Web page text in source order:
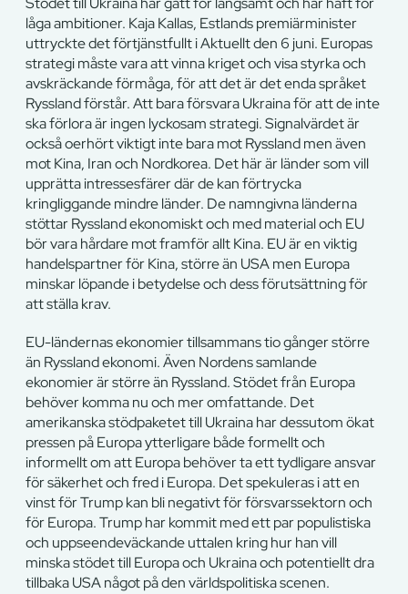
låga ambitioner. Kaja Kallas, Estlands premiärminister
uttryckte det förtjänstfullt i Aktuellt den 6 juni. Europas
strategi måste vara att vinna kriget och visa styrka och
avskräckande förmåga, för att det är det enda språket
Ryssland förstår. Att bara försvara Ukraina för att de inte
ska förlora är ingen lyckosam strategi. Signalvärdet är
också oerhört viktigt inte bara mot Ryssland men även
mot Kina, Iran och Nordkorea. Det här är länder som vill
upprätta intressesfärer där de kan förtrycka
kringliggande mindre länder. De namngivna länderna
stöttar Ryssland ekonomiskt och med material och EU
bör vara hårdare mot framför allt Kina. EU är en viktig
handelspartner för Kina, större än USA men Europa
minskar löpande i betydelse och dess förutsättning för
att ställa krav.
EU-ländernas ekonomier tillsammans tio gånger större
än Ryssland ekonomi. Även Nordens samlande
ekonomier är större än Ryssland. Stödet från Europa
behöver komma nu och mer omfattande. Det
amerikanska stödpaketet till Ukraina har dessutom ökat
pressen på Europa ytterligare både formellt och
informellt om att Europa behöver ta ett tydligare ansvar
för säkerhet och fred i Europa. Det spekuleras i att en
vinst för Trump kan bli negativt för försvarssektorn och
för Europa. Trump har kommit med ett par populistiska
och uppseendeväckande uttalen kring hur han vill
minska stödet till Europa och Ukraina och potentiellt dra
tillbaka USA något på den världspolitiska scenen.